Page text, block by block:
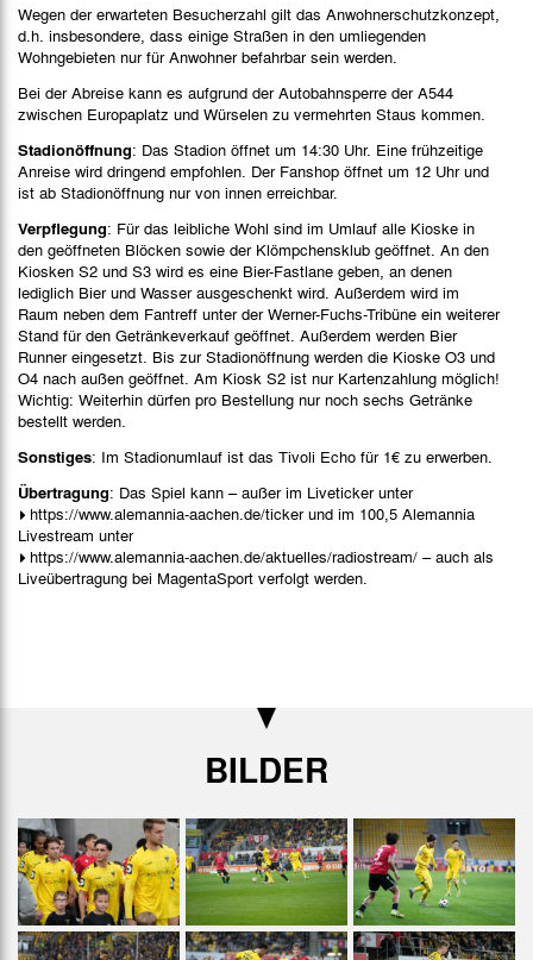
Wegen der erwarteten Besucherzahl gilt das Anwohnerschutzkonzept,
d.h. insbesondere, dass einige Straßen in den umliegenden
Wohngebieten nur für Anwohner befahrbar sein werden.
Bei der Abreise kann es aufgrund der Autobahnsperre der A544
zwischen Europaplatz und Würselen zu vermehrten Staus kommen.
Stadionöffnung: Das Stadion öffnet um 14:30 Uhr. Eine frühzeitige
Anreise wird dringend empfohlen. Der Fanshop öffnet um 12 Uhr und
ist ab Stadionöffnung nur von innen erreichbar.
Verpflegung: Für das leibliche Wohl sind im Umlauf alle Kioske in
den geöffneten Blöcken sowie der Klömpchensklub geöffnet. An den
Kiosken S2 und S3 wird es eine Bier-Fastlane geben, an denen
lediglich Bier und Wasser ausgeschenkt wird. Außerdem wird im
Raum neben dem Fantreff unter der Werner-Fuchs-Tribüne ein weiterer
Stand für den Getränkeverkauf geöffnet. Außerdem werden Bier
Runner eingesetzt. Bis zur Stadionöffnung werden die Kioske O3 und
O4 nach außen geöffnet. Am Kiosk S2 ist nur Kartenzahlung möglich!
Wichtig: Weiterhin dürfen pro Bestellung nur noch sechs Getränke
bestellt werden.
Sonstiges: Im Stadionumlauf ist das Tivoli Echo für 1€ zu erwerben.
Übertragung: Das Spiel kann – außer im Liveticker unter
https://www.alemannia-aachen.de/tickerund im 100,5 Alemannia
Livestream unter
https://www.alemannia-aachen.de/aktuelles/radiostream/ – auch als
Liveübertragung bei MagentaSport verfolgt werden.
BILDER